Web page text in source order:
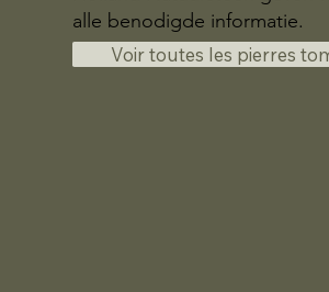
alle benodigde informatie.
Voir toutes les pierres